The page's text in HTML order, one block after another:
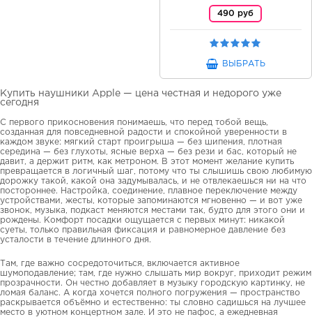
490 руб
ВЫБРАТЬ
Купить наушники Apple — цена честная и недорого уже
сегодня
С первого прикосновения понимаешь, что перед тобой вещь,
созданная для повседневной радости и спокойной уверенности в
каждом звуке: мягкий старт проигрыша — без шипения, плотная
середина — без глухоты, ясные верха — без рези и бас, который не
давит, а держит ритм, как метроном. В этот момент желание купить
превращается в логичный шаг, потому что ты слышишь свою любимую
дорожку такой, какой она задумывалась, и не отвлекаешься ни на что
постороннее. Настройка, соединение, плавное переключение между
устройствами, жесты, которые запоминаются мгновенно — и вот уже
звонок, музыка, подкаст меняются местами так, будто для этого они и
рождены. Комфорт посадки ощущается с первых минут: никакой
суеты, только правильная фиксация и равномерное давление без
усталости в течение длинного дня.
Там, где важно сосредоточиться, включается активное
шумоподавление; там, где нужно слышать мир вокруг, приходит режим
прозрачности. Он честно добавляет в музыку городскую картинку, не
ломая баланс. А когда хочется полного погружения — пространство
раскрывается объёмно и естественно: ты словно садишься на лучшее
место в уютном концертном зале. И это не пафос, а ежедневная